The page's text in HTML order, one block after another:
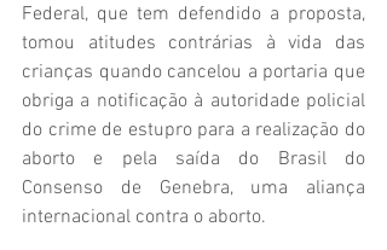
Federal, que tem defendido a proposta,
tomou atitudes contrárias à vida das
crianças quando cancelou a portaria que
obriga a notificação à autoridade policial
do crime de estupro para a realização do
aborto e pela saída do Brasil do
Consenso de Genebra, uma aliança
internacional contra o aborto.